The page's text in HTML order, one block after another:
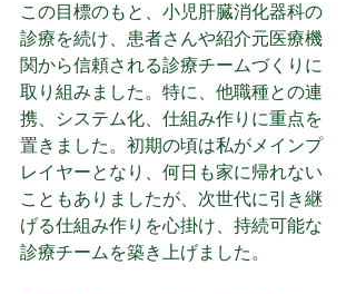
この目標のもと、小児肝臓消化器科の
診療を続け、患者さんや紹介元医療機
関から信頼される診療チームづくりに
取り組みました。特に、他職種との連
携、システム化、仕組み作りに重点を
置きました。初期の頃は私がメインプ
レイヤーとなり、何日も家に帰れない
こともありましたが、次世代に引き継
げる仕組み作りを心掛け、持続可能な
診療チームを築き上げました。